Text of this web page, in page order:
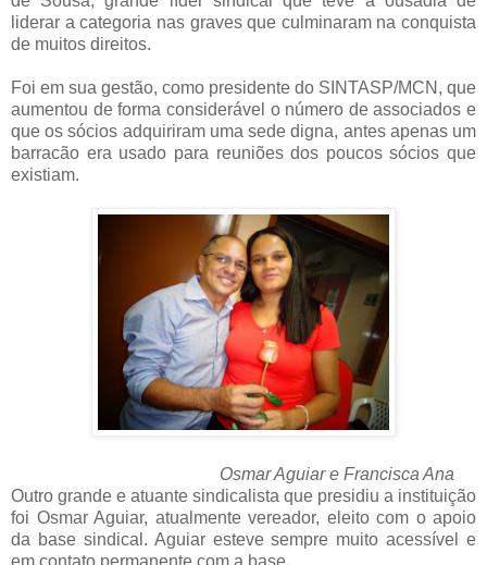
liderar a categoria nas graves que culminaram na conquista
de muitos direitos.
Foi em sua gestão, como presidente do SINTASP/MCN, que
aumentou de forma considerável o número de associados e
que os sócios adquiriram uma sede digna, antes apenas um
barracão era usado para reuniões dos poucos sócios que
existiam.
Osmar Aguiar e Francisca Ana
Outro grande e atuante sindicalista que presidiu a instituição
foi Osmar Aguiar, atualmente vereador, eleito com o apoio
da base sindical. Aguiar esteve sempre muito acessível e